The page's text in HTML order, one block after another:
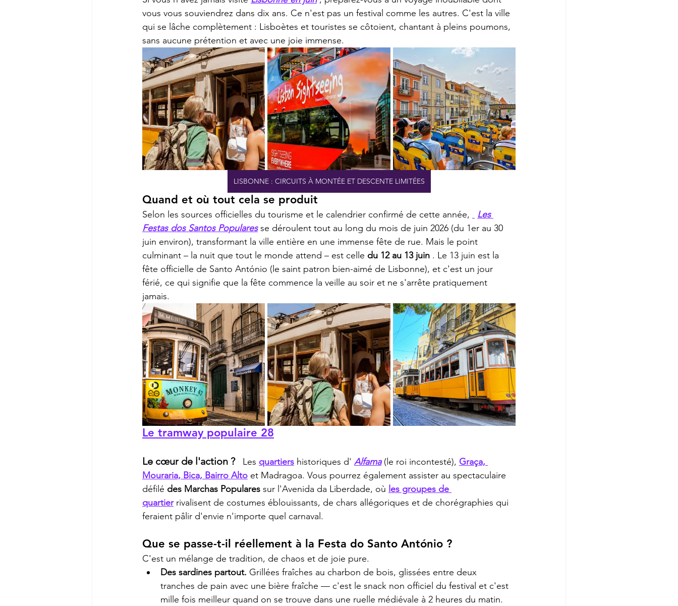
vous vous souviendrez dans dix ans. Ce n'est pas un festival comme les autres. C'est la ville
qui se lâche complètement : Lisboètes et touristes se côtoient, chantant à pleins poumons,
sans aucune prétention et avec une joie immense.
LISBONNE : CIRCUITS À MONTÉE ET DESCENTE LIMITÉES
Quand et où tout cela se produit
Selon les sources officielles du tourisme et le calendrier confirmé de cette année,
Les
Festas dos Santos Populares se déroulent tout au long du mois de juin 2026 (du 1er au 30
juin environ), transformant la ville entière en une immense fête de rue. Mais le point
culminant – la nuit que tout le monde attend – est celle du 12 au 13 juin . Le 13 juin est la
fête officielle de Santo António (le saint patron bien-aimé de Lisbonne), et c'est un jour
férié, ce qui signifie que la fête commence la veille au soir et ne s'arrête pratiquement
jamais.
Le tramway populaire 28
Le cœur de l'action ? Les quartiers historiques d' Alfama (le roi incontesté), Graça,
Mouraria, Bica, Bairro Alto et Madragoa. Vous pourrez également assister au spectaculaire
défilé des Marchas Populares sur l'Avenida da Liberdade, où les groupes de
quartier rivalisent de costumes éblouissants, de chars allégoriques et de chorégraphies qui
feraient pâlir d'envie n'importe quel carnaval.
Que se passe-t-il réellement à la Festa do Santo António ?
C'est un mélange de tradition, de chaos et de joie pure.
Des sardines partout. Grillées fraîches au charbon de bois, glissées entre deux
tranches de pain avec une bière fraîche — c'est le snack non officiel du festival et c'est
mille fois meilleur quand on se trouve dans une ruelle médiévale à 2 heures du matin.